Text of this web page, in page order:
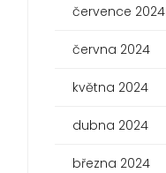
července 2024
června 2024
května 2024
dubna 2024
března 2024